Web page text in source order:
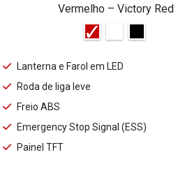
Vermelho – Victory Red
Lanterna e Farol em LED
Roda de liga leve
Freio ABS
Emergency Stop Signal (ESS)
Painel TFT